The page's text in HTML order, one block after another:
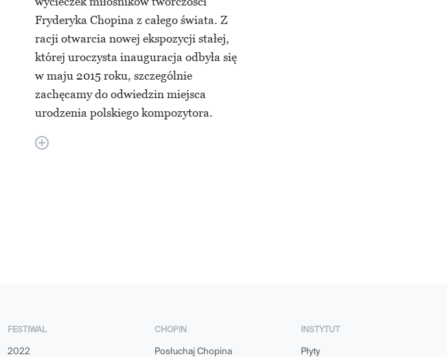
Fryderyka Chopina z całego świata. Z
racji otwarcia nowej ekspozycji stałej,
której uroczysta inauguracja odbyła się
w maju 2015 roku, szczególnie
zachęcamy do odwiedzin miejsca
urodzenia polskiego kompozytora.
INSTYTUT
Płyty
CHOPIN
Posłuchaj Chopina
FESTIWAL
2022